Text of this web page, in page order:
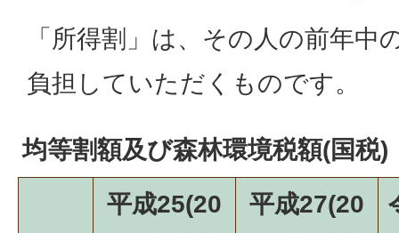
「所得割」は、その人の前年中
負担していただくものです。
均等割額及び森林環境税額(国税)
平成25(20
平成27(20